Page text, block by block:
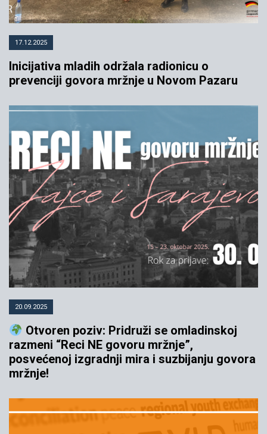
17.12.2025
Inicijativa mladih održala radionicu o
prevenciji govora mržnje u Novom Pazaru
20.09.2025
Otvoren poziv: Pridruži se omladinskoj
razmeni “Reci NE govoru mržnje”,
posvećenoj izgradnji mira i suzbijanju govora
mržnje!